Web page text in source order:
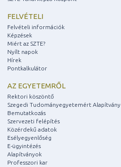
FELVÉTELI
Felvételi információk
Képzések
Miért az SZTE?
Nyílt napok
Hírek
Pontkalkulátor
AZ EGYETEMRŐL
Rektori köszöntő
Szegedi Tudományegyetemért Alapítvány
Bemutatkozás
Szervezeti felépítés
Közérdekű adatok
Esélyegyenlőség
E-ügyintézés
Alapítványok
Professzori kar